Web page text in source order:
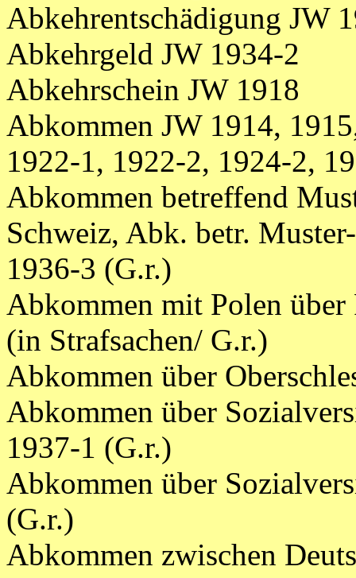
Abkehrentschädigung JW
Abkehrgeld JW 1934-2
Abkehrschein JW 1918
Abkommen JW 1914,
1922-1, 1922-2, 1924-2,
Abkommen betreffend
Schweiz, Abk. betr.
1936-3 (G.r.)
Abkommen mit Polen
(in Strafsachen/ G.r.)
Abkommen über
Abkommen über
1937-1 (G.r.)
Abkommen über
(G.r.)
Abkommen zwischen